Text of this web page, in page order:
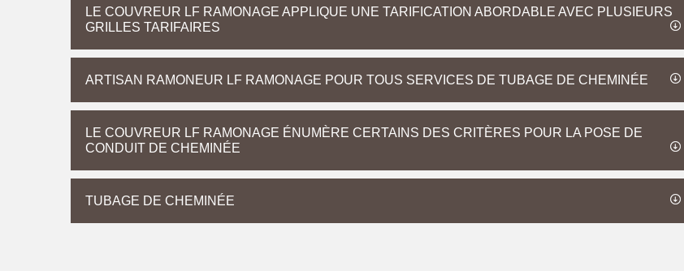
LE COUVREUR LF RAMONAGE APPLIQUE UNE TARIFICATION ABORDABLE AVEC PLUSIEURS
GRILLES TARIFAIRES
ARTISAN RAMONEUR LF RAMONAGE POUR TOUS SERVICES DE TUBAGE DE CHEMINÉE
LE COUVREUR LF RAMONAGE ÉNUMÈRE CERTAINS DES CRITÈRES POUR LA POSE DE
CONDUIT DE CHEMINÉE
TUBAGE DE CHEMINÉE